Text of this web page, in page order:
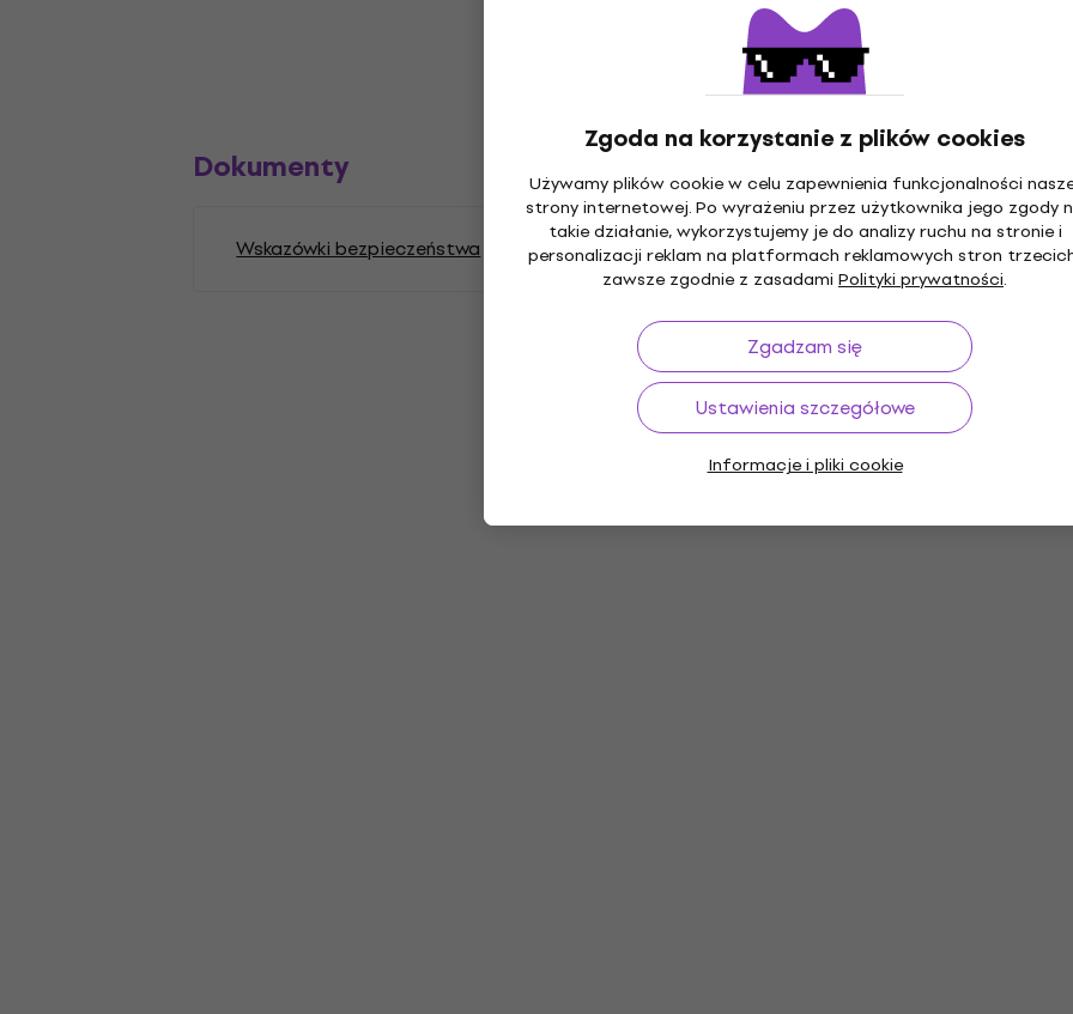
Zgoda na korzystanie z plików cookies
Używamy plików cookie w celu zapewnienia funkcjonalności
strony internetowej. Po wyrażeniu przez użytkownika jego zgody
takie działanie, wykorzystujemy je do analizy ruchu na stronie i
personalizacji reklam na platformach reklamowych stron
zawsze zgodnie z zasadami Polityki prywatności.
Zgadzam się
Ustawienia szczegółowe
Informacje i pliki cookie
Dokumenty
Wskazówki bezpieczeństwa